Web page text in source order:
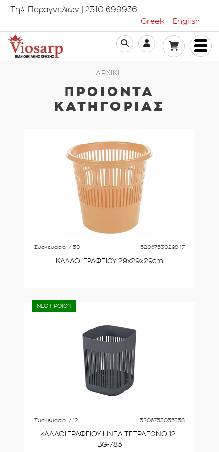
Τηλ. Παραγγελιων | 2310 699936
Greek
English
ΑΡΧΙΚΗ
ΠΡΟΙΟΝΤΑ
ΚΑΤΗΓΟΡΙΑΣ
Συσκευασία: / 50 5206753029847
ΚΑΛΑΘΙ ΓΡΑΦΕΙΟΥ 29x29x29cm
Συσκευασία: / 12 5206753055358
ΚΑΛΑΘΙ ΓΡΑΦΕΙΟΥ LINEA ΤΕΤΡΑΓΩΝΟ 12L
BG-783
ΝΕΟ ΠΡΟΪΟΝ